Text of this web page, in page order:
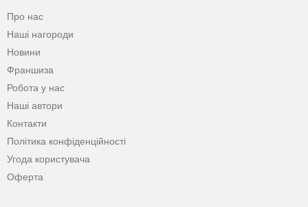
Про нас
Наші нагороди
Новини
Франшиза
Робота у нас
Наші автори
Контакти
Політика конфіденційності
Угода користувача
Оферта